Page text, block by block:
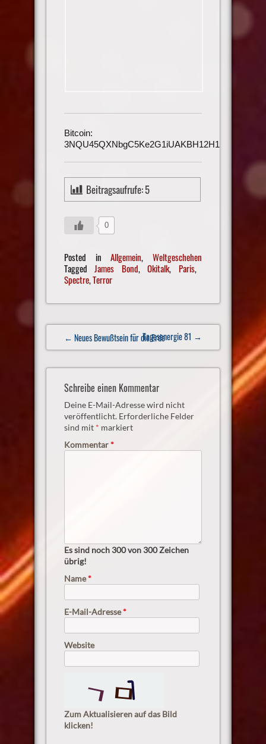
Bitcoin:
3NQU45QXNbgC5Ke2G1iUAKBH12H1h3UmAu
Beitragsaufrufe:5
0
Posted inAllgemein,Weltgeschehen
TaggedJames Bond,Okitalk, Paris,
Spectre,Terror
Post
navigation
← Neues Bewußtsein für die ErdeTagesenergie 81 →
Schreibe einen Kommentar
Deine E-Mail-Adresse wird nicht
veröffentlicht. Erforderliche Felder
sind mit * markiert
Kommentar*
Es sind noch 300von 300 Zeichen
übrig!
Name*
E-Mail-Adresse*
Website
Zum Aktualisieren auf das Bild
klicken!